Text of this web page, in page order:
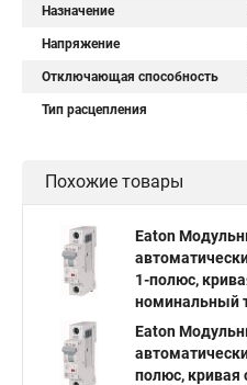
Назначение
Напряжение
Отключающая способность
Тип расцепления
Похожие товары
Eaton
1-полюс,
номинальный
Eaton
полюс, кривая